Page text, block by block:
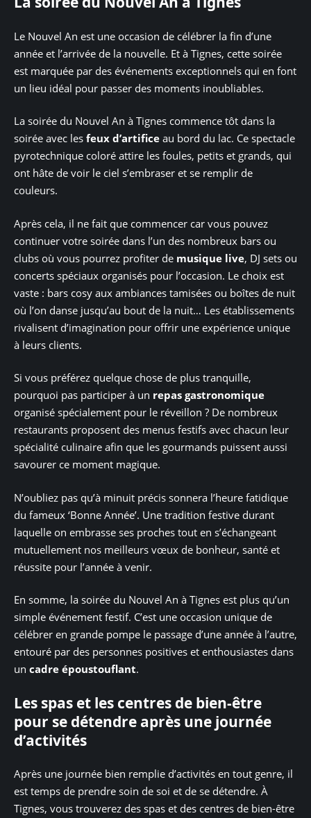
Le Nouvel An est une occasion de célébrer la fin d’une
année et l’arrivée de la nouvelle. Et à Tignes, cette soirée
est marquée par des événements exceptionnels qui en font
un lieu idéal pour passer des moments inoubliables.
La soirée du Nouvel An à Tignes commence tôt dans la
soirée avec les feux d’artifice au bord du lac. Ce spectacle
pyrotechnique coloré attire les foules, petits et grands, qui
ont hâte de voir le ciel s’embraser et se remplir de
couleurs.
Après cela, il ne fait que commencer car vous pouvez
continuer votre soirée dans l’un des nombreux bars ou
clubs où vous pourrez profiter de musique live, DJ sets ou
concerts spéciaux organisés pour l’occasion. Le choix est
vaste : bars cosy aux ambiances tamisées ou boîtes de nuit
où l’on danse jusqu’au bout de la nuit… Les établissements
rivalisent d’imagination pour offrir une expérience unique
à leurs clients.
Si vous préférez quelque chose de plus tranquille,
pourquoi pas participer à un repas gastronomique
organisé spécialement pour le réveillon ? De nombreux
restaurants proposent des menus festifs avec chacun leur
spécialité culinaire afin que les gourmands puissent aussi
savourer ce moment magique.
N’oubliez pas qu’à minuit précis sonnera l’heure fatidique
du fameux ‘Bonne Année’. Une tradition festive durant
laquelle on embrasse ses proches tout en s’échangeant
mutuellement nos meilleurs vœux de bonheur, santé et
réussite pour l’année à venir.
En somme, la soirée du Nouvel An à Tignes est plus qu’un
simple événement festif. C’est une occasion unique de
célébrer en grande pompe le passage d’une année à l’autre,
entouré par des personnes positives et enthousiastes dans
un cadre époustouflant.
Les spas et les centres de bien-être
pour se détendre après une journée
d’activités
Après une journée bien remplie d’activités en tout genre, il
est temps de prendre soin de soi et de se détendre. À
Tignes, vous trouverez des spas et des centres de bien-être